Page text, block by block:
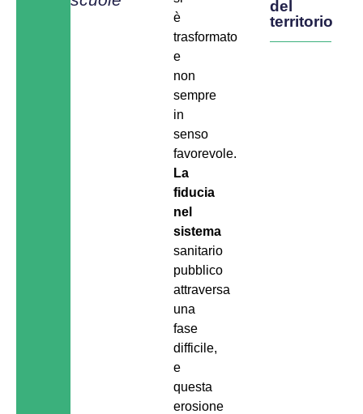
è
trasformato
e
non
sempre
in
senso
favorevole.
La
fiducia
nel
sistema
sanitario
pubblico
attraversa
una
fase
difficile,
e
questa
erosione
del
territorio